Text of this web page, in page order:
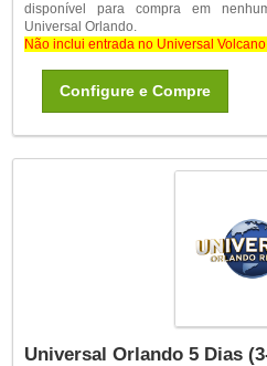
disponível para compra em
Universal Orlando.
Não inclui entrada no Universal
Configure e Compre
Universal Orlando 5 Dias